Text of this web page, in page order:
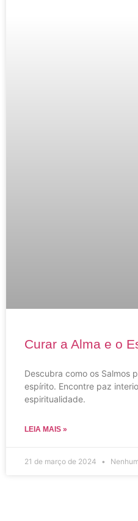
Curar a Alma e o
Descubra como os Salmos
espírito. Encontre paz
espiritualidade.
LEIA MAIS »
21 de março de 2024